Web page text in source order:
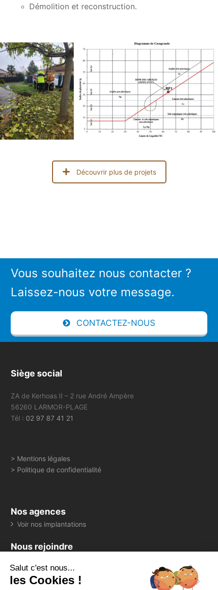
Démolition et reconstruction.
Découvrir plus de projets
Vous souhaitez nous contacter ?
Laissez-nous votre message.
CONTACTEZ-NOUS
Siège social
ZA de Kerhoas II – 2 rue André Ampère
56260 LARMOR-PLAGE
Tél : 02 97 87 41 21
> Mentions légales
> Politique de confidentialité
Nos agences
Voir nos implantations
Nous rejoindre
Suivez-nous
Salut c'est nous...
les Cookies !